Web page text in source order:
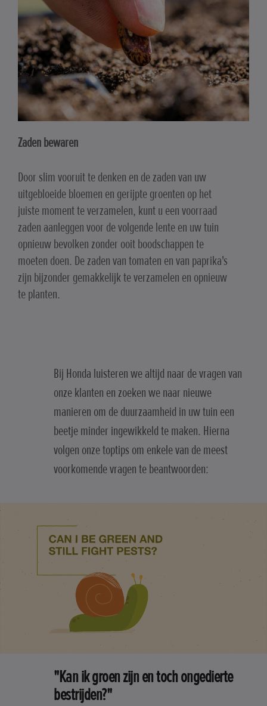
Zaden bewaren
Door slim vooruit te denken en de zaden van uw
uitgebloeide bloemen en gerijpte groenten op het
juiste moment te verzamelen, kunt u een voorraad
zaden aanleggen voor de volgende lente en uw tuin
opnieuw bevolken zonder ooit boodschappen te
moeten doen. De zaden van tomaten en van paprika's
zijn bijzonder gemakkelijk te verzamelen en opnieuw
te planten.
Bij Honda luisteren we altijd naar de vragen van
onze klanten en zoeken we naar nieuwe
manieren om de duurzaamheid in uw tuin een
beetje minder ingewikkeld te maken. Hierna
volgen onze toptips om enkele van de meest
voorkomende vragen te beantwoorden:
"Kan ik groen zijn en toch ongedierte
bestrijden?"